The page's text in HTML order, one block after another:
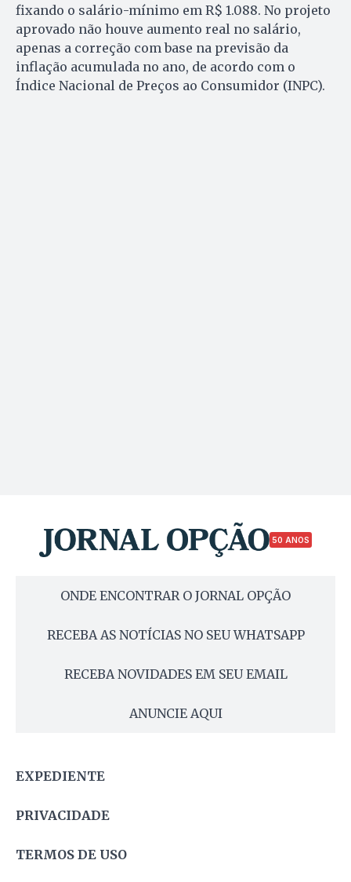
fixando o salário-mínimo em R$ 1.088. No projeto
aprovado não houve aumento real no salário,
apenas a correção com base na previsão da
inflação acumulada no ano, de acordo com o
Índice Nacional de Preços ao Consumidor (INPC).
50 ANOS
ONDE ENCONTRAR O JORNAL OPÇÃO
RECEBA AS NOTÍCIAS NO SEU WHATSAPP
RECEBA NOVIDADES EM SEU EMAIL
ANUNCIE AQUI
EXPEDIENTE
PRIVACIDADE
TERMOS DE USO